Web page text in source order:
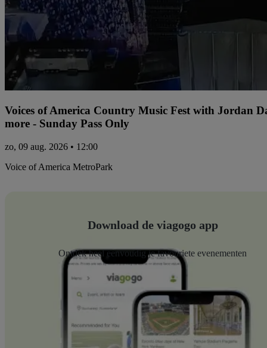
Voices of America Country Music Fest with Jordan
more - Sunday Pass Only
zo, 09 aug. 2026 • 12:00
Voice of America MetroPark
Download de viagogo app
Ontdek heel eenvoudig je favouriete evenementen